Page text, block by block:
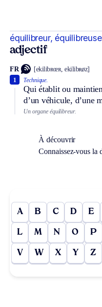
équilibreur, équilibreuse
adjectif
FR [ekilibʀœʀ, ekilibʀøz]
Technique.
Qui établit ou
d’un véhicule, d’une
1
Un organe équilibreur.
À découvrir
Connaissez-vous
A B C D E
L M N O P
V W X Y Z